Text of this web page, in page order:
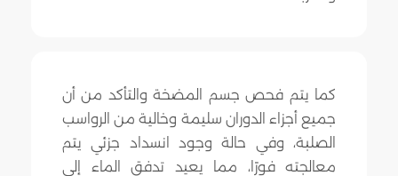
كما يتم فحص جسم المضخة والتأكد من أن
جميع أجزاء الدوران سليمة وخالية من الرواسب
الصلبة، وفي حالة وجود انسداد جزئي يتم
معالجته فورًا، مما يعيد تدفق الماء إلى